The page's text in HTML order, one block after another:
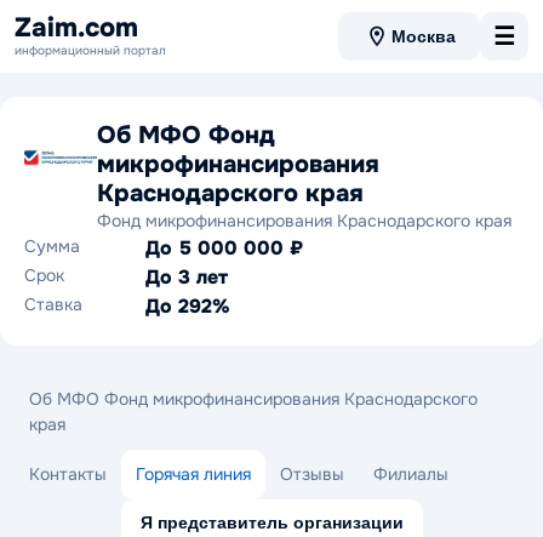
Zaim.com
информационный портал
Москва ☰
Об МФО Фонд
микрофинансирования
Краснодарского края
Фонд микрофинансирования Краснодарского края
Сумма
До 5 000 000 ₽
Срок До 3 лет
Ставка До 292%
Об МФО Фонд микрофинансирования Краснодарского
края
Контакты Горячая линия Отзывы Филиалы
Я представитель организации